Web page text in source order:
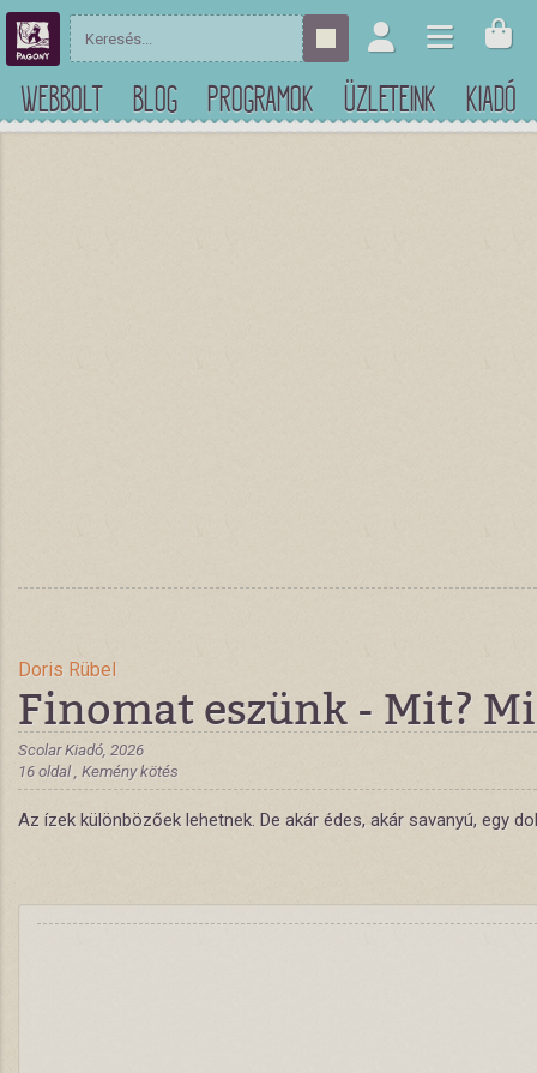
WEBBOLT BLOG PROGRAMOK ÜZLETEINK KIADÓ
Doris Rübel
Finomat eszünk - Mit?
Scolar Kiadó, 2026
16 oldal , Kemény kötés
Az ízek különbözőek lehetnek. De akár édes, akár savanyú, egy